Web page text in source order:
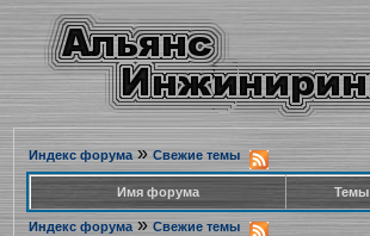
Индекс форума» Свежие темы
Имя форума Темы
Индекс форума » Свежие темы